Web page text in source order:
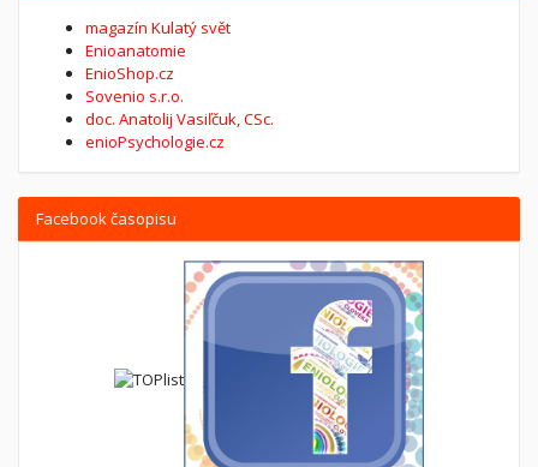
magazín Kulatý svět
Enioanatomie
EnioShop.cz
Sovenio s.r.o.
doc. Anatolij Vasiľčuk, CSc.
enioPsychologie.cz
Facebook časopisu